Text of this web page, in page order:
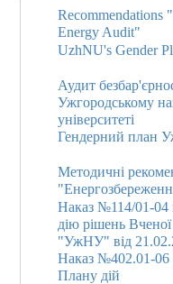
Recommendations
Energy Audit"
UzhNU's Gender
Аудит
Ужгородському
університеті
Гендерний план
Методичні
Наказ №114/01-04
дію рішень
"УжНУ" від
Наказ №402.01-06
Плану дій